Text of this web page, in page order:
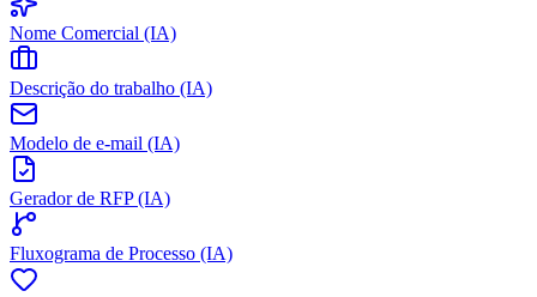
Nome Comercial (IA)
Descrição do trabalho (IA)
Modelo de e-mail (IA)
Gerador de RFP (IA)
Fluxograma de Processo (IA)